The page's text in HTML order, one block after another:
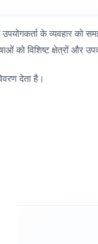
के व्यवहार को
को विशिष्ट क्षेत्रों और
देता है।